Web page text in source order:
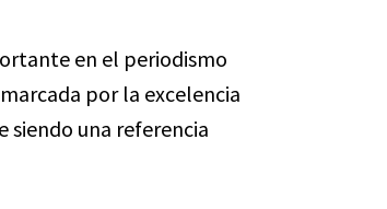
en el periodismo
por la excelencia
siendo una referencia